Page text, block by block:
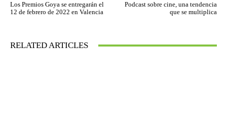
Los Premios Goya se entregarán el
12 de febrero de 2022 en Valencia
Podcast sobre cine, una tendencia
que se multiplica
RELATED ARTICLES